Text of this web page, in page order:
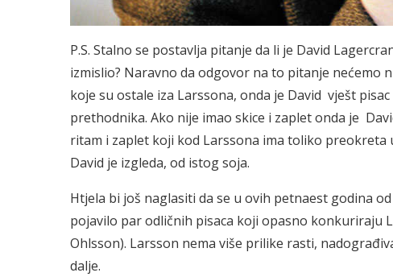
P.S. Stalno se postavlja pitanje da li je David
izmislio? Naravno da odgovor na to pitanje nećemo
koje su ostale iza Larssona, onda je David vješt
prethodnika. Ako nije imao skice i zaplet onda je
ritam i zaplet koji kod Larssona ima toliko
David je izgleda, od istog soja.
Htjela bi još naglasiti da se u ovih petnaest godina
pojavilo par odličnih pisaca koji opasno konkuriraju
Ohlsson). Larsson nema više prilike rasti,
dalje.